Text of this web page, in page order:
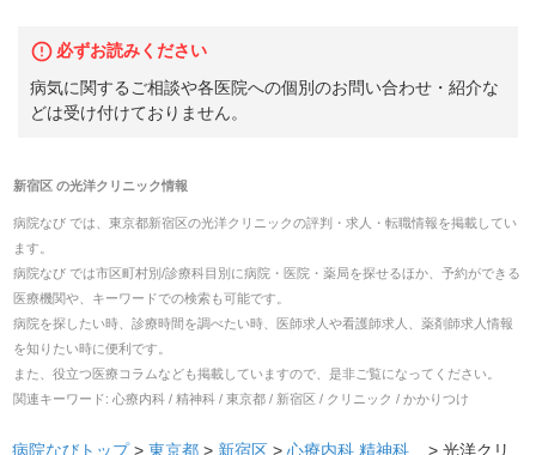
必ずお読みください
病気に関するご相談や各医院への個別のお問い合わせ・紹介な
どは受け付けておりません。
新宿区の光洋クリニック情報
病院なび では、 東京都新宿区の光洋クリニックの評判・求人・転職情報を掲載してい
ます。
病院なび では市区町村別/診療科目別に病院・医院・薬局を探せるほか、予約ができる
医療機関や、キーワードでの検索も可能です。
病院を探したい時、診療時間を調べたい時、医師求人や看護師求人、薬剤師求人情報
を知りたい時に便利です。
また、役立つ医療コラムなども掲載していますので、是非ご覧になってください。
関連キーワード: 心療内科 / 精神科 / 東京都 / 新宿区 / クリニック / かかりつけ
病院なびトップ > 東京都 > 新宿区 > 心療内科 精神科 ... > 光洋クリ